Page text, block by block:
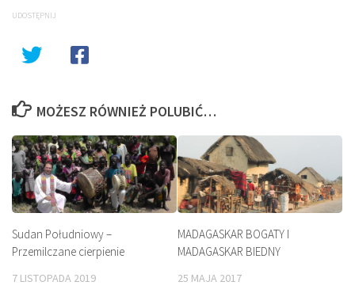
UDOSTĘPNIJ
MOŻESZ RÓWNIEŻ POLUBIĆ…
Sudan Południowy –
Przemilczane cierpienie
7 LISTOPADA 2019
MADAGASKAR BOGATY I
MADAGASKAR BIEDNY
25 MAJA 2017